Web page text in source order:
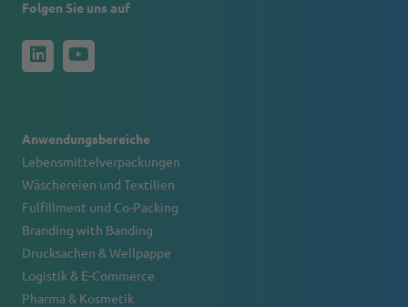
Folgen Sie uns auf
Anwendungsbereiche
Lebensmittelverpackungen
Wäschereien und Textilien
Fulfillment und Co-Packing
Branding with Banding
Drucksachen & Wellpappe
Logistik & E-Commerce
Pharma & Kosmetik